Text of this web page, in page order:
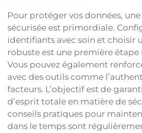
Pour protéger vos données,
sécurisée est primordiale.
identifiants avec soin et choisir
robuste est une première étape
Vous pouvez également
avec des outils comme
facteurs. L’objectif est de
d’esprit totale en matière de
conseils pratiques pour
dans le temps sont